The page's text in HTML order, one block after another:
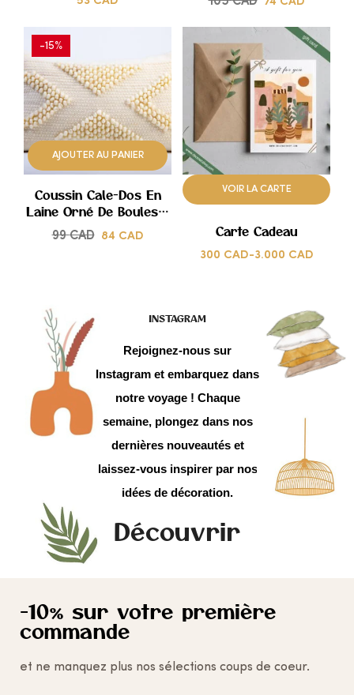
CŒUR
-15%
AJOUTER AU PANIER
AJOUTER
À
MES
DE
CŒUR
Coussin Cale-Dos En
Laine Orné De Boules –
Tissé À La Main
99CAD 84 CAD
VOIR LA CARTE
AJOUTER
À
COUPS
Carte Cadeau
300 CAD-3.000 CAD
INSTAGRAM
Rejoignez-nous sur
Instagram et embarquez dans
notre voyage ! Chaque
semaine, plongez dans nos
dernières nouveautés et
laissez-vous inspirer par nos
idées de décoration.
Découvrir
-10% sur votre première
commande
et ne manquez plus nos sélections coups de coeur.